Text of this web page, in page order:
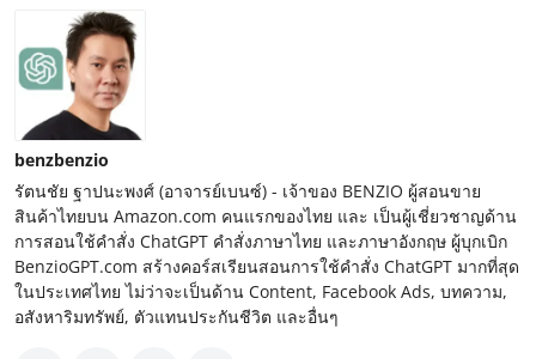
benzbenzio
รัตนชัย ฐาปนะพงศ์ (อาจารย์เบนซ์) - เจ้าของ BENZIO ผู้สอนขาย
สินค้าไทยบน Amazon.com คนแรกของไทย และ เป็นผู้เชี่ยวชาญด้าน
การสอนใช้คำสั่ง ChatGPT คำสั่งภาษาไทย และภาษาอังกฤษ ผู้บุกเบิก
BenzioGPT.com สร้างคอร์สเรียนสอนการใช้คำสั่ง ChatGPT มากที่สุด
ในประเทศไทย ไม่ว่าจะเป็นด้าน Content, Facebook Ads, บทความ,
อสังหาริมทรัพย์, ตัวแทนประกันชีวิต และอื่นๆ